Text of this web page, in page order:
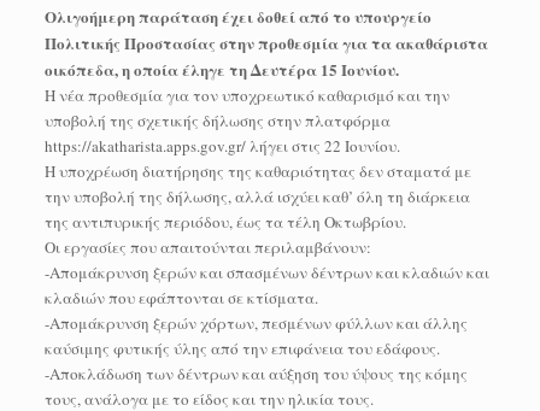
Ολιγοήμερη παράταση έχει δοθεί από το υπουργείο
Πολιτικής Προστασίας στην προθεσμία για τα ακαθάριστα
οικόπεδα, η οποία έληγε τη Δευτέρα 15 Ιουνίου.
Η νέα προθεσμία για τον υποχρεωτικό καθαρισμό και την
υποβολή της σχετικής δήλωσης στην πλατφόρμα
https://akatharista.apps.gov.gr/ λήγει στις 22 Ιουνίου.
Η υποχρέωση διατήρησης της καθαριότητας δεν σταματά με
την υποβολή της δήλωσης, αλλά ισχύει καθ’ όλη τη διάρκεια
της αντιπυρικής περιόδου, έως τα τέλη Οκτωβρίου.
Οι εργασίες που απαιτούνται περιλαμβάνουν:
-Απομάκρυνση ξερών και σπασμένων δέντρων και κλαδιών και
κλαδιών που εφάπτονται σε κτίσματα.
-Απομάκρυνση ξερών χόρτων, πεσμένων φύλλων και άλλης
καύσιμης φυτικής ύλης από την επιφάνεια του εδάφους.
-Αποκλάδωση των δέντρων και αύξηση του ύψους της κόμης
τους, ανάλογα με το είδος και την ηλικία τους.